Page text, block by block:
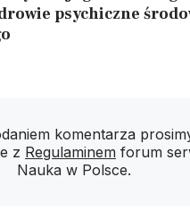
psychiczne
komentarza
z Regulaminem forum
Nauka w Polsce.